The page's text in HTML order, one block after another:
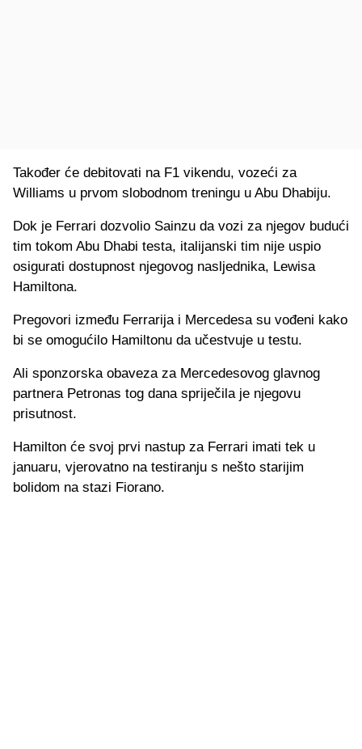
Također će debitovati na F1 vikendu, vozeći za
Williams u prvom slobodnom treningu u Abu Dhabiju.
Dok je Ferrari dozvolio Sainzu da vozi za njegov budući
tim tokom Abu Dhabi testa, italijanski tim nije uspio
osigurati dostupnost njegovog nasljednika, Lewisa
Hamiltona.
Pregovori između Ferrarija i Mercedesa su vođeni kako
bi se omogućilo Hamiltonu da učestvuje u testu.
Ali sponzorska obaveza za Mercedesovog glavnog
partnera Petronas tog dana spriječila je njegovu
prisutnost.
Hamilton će svoj prvi nastup za Ferrari imati tek u
januaru, vjerovatno na testiranju s nešto starijim
bolidom na stazi Fiorano.